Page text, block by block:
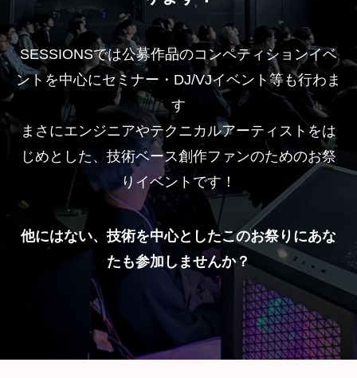
SESSIONSでは公募作品のコンペティションイベ
ントを中心にセミナー・DJ/VJイベント等も行わま
す
まさにエンジニアやテクニカルアーティストをは
じめとした、技術ベース創作ファンのためのお祭
りイベントです！
他にはない、技術を中心としたこのお祭りにあな
たも参加しませんか？